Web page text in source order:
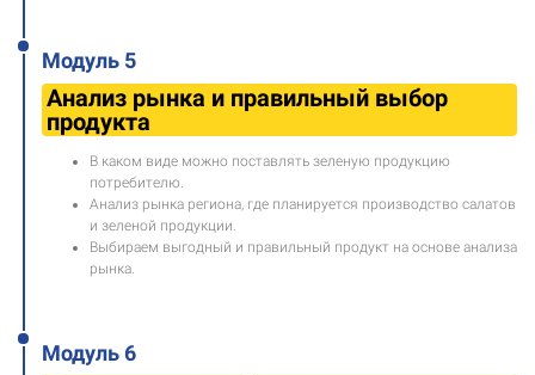
Модуль 5
Анализ рынка и правильный выбор
продукта
В каком виде можно поставлять зеленую продукцию
потребителю.
Анализ рынка региона, где планируется производство салатов
и зеленой продукции.
Выбираем выгодный и правильный продукт на основе анализа
рынка.
Модуль 6